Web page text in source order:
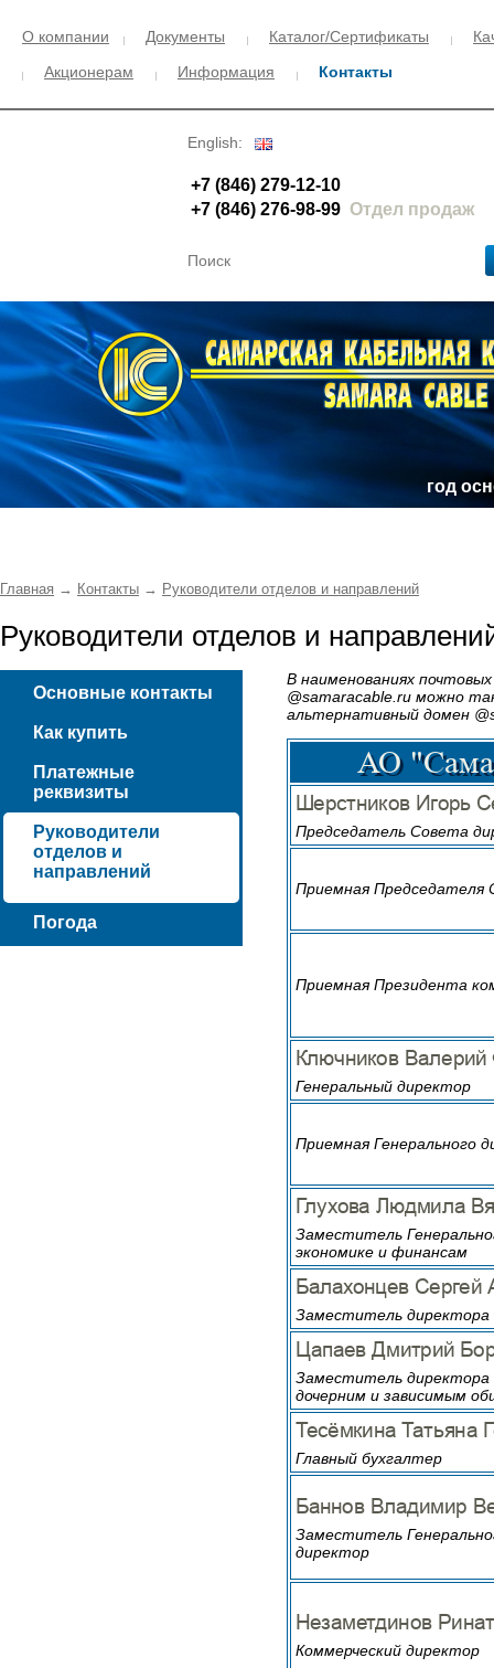
О компании Документы Каталог/Сертификаты
Акционерам
Информация Контакты
English:
+7 (846) 279-12-10
+7 (846) 276-98-99 Отдел продаж
год
Главная → Контакты → Руководители отделов и направлений
Руководители отделов и
Основные контакты
Как купить
Платежные
реквизиты
Руководители
отделов и
направлений
Погода
В наименованиях
@samaracable.ru можно
альтернативный домен
Председатель Совета
Приемная Председателя
Приемная Президента
Генеральный директор
Приемная Генерального
Заместитель
экономике и финансам
Заместитель директора
Заместитель директора
дочерним и зависимым
Главный бухгалтер
Заместитель
директор
Коммерческий директор